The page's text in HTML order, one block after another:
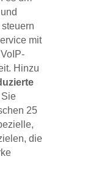
und
mit
Hinzu
Sie
25
die